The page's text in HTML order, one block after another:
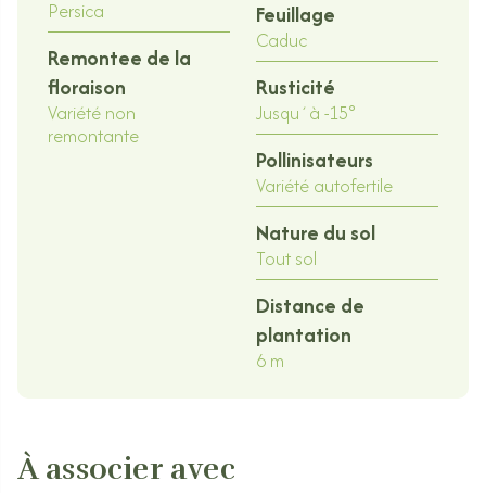
Persica
Remontee de la
floraison
Variété non
remontante
Feuillage
Caduc
Rusticité
Jusqu´à -15°
Pollinisateurs
Variété autofertile
Nature du sol
Tout sol
Distance de
plantation
6 m
À associer avec